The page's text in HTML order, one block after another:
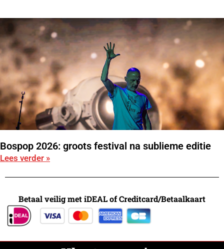
Bospop 2026: groots festival na sublieme editie
Lees verder »
Betaal veilig met iDEAL of Creditcard/Betaalkaart